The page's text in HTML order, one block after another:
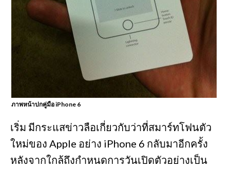
ภาพหน้าปกคู่มือ iPhone 6
เริ่ม มีกระแสข่าวลือเกี่ยวกับว่าที่สมาร์ทโฟนตัว
ใหม่ของ Apple อย่าง iPhone 6 กลับมาอีกครั้ง
หลังจากใกล้ถึงกำหนดการวันเปิดตัวอย่างเป็น